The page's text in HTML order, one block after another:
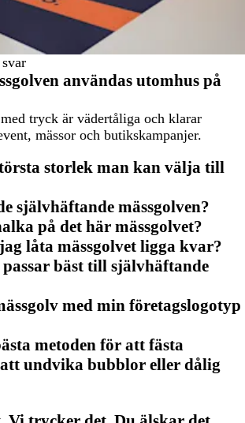
användas utomhus på
tryck är vädertåliga och klarar
mässor och butikskampanjer.
storlek man kan välja till
självhäftande mässgolven?
på det här mässgolvet?
låta mässgolvet ligga kvar?
bäst till självhäftande
med min företagslogotyp
metoden för att fästa
undvika bubblor eller dålig